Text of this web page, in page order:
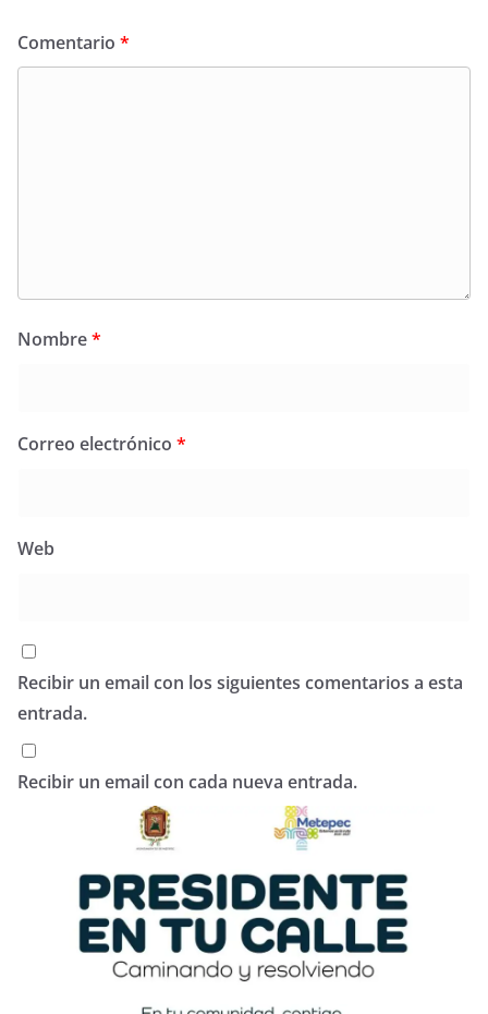
Comentario *
Nombre*
Correo electrónico *
Web
Recibir un email con los siguientes comentarios a esta
entrada.
Recibir un email con cada nueva entrada.